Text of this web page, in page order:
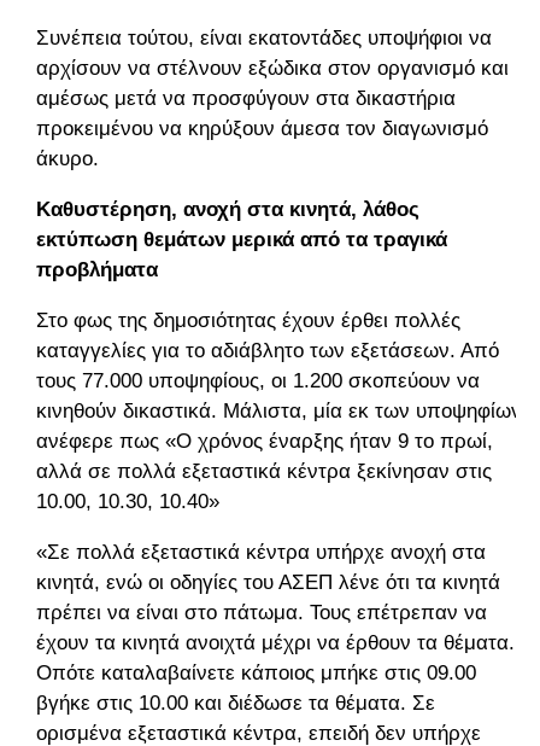
Συνέπεια τούτου, είναι εκατοντάδες υποψήφιοι να
αρχίσουν να στέλνουν εξώδικα στον οργανισμό και
αμέσως μετά να προσφύγουν στα δικαστήρια
προκειμένου να κηρύξουν άμεσα τον διαγωνισμό
άκυρο.
Καθυστέρηση, ανοχή στα κινητά, λάθος
εκτύπωση θεμάτων μερικά από τα τραγικά
προβλήματα
Στο φως της δημοσιότητας έχουν έρθει πολλές
καταγγελίες για το αδιάβλητο των εξετάσεων. Από
τους 77.000 υποψηφίους, οι 1.200 σκοπεύουν να
κινηθούν δικαστικά. Μάλιστα, μία εκ των υποψηφίων
ανέφερε πως «Ο χρόνος έναρξης ήταν 9 το πρωί,
αλλά σε πολλά εξεταστικά κέντρα ξεκίνησαν στις
10.00, 10.30, 10.40»
«Σε πολλά εξεταστικά κέντρα υπήρχε ανοχή στα
κινητά, ενώ οι οδηγίες του ΑΣΕΠ λένε ότι τα κινητά
πρέπει να είναι στο πάτωμα. Τους επέτρεπαν να
έχουν τα κινητά ανοιχτά μέχρι να έρθουν τα θέματα.
Οπότε καταλαβαίνετε κάποιος μπήκε στις 09.00
βγήκε στις 10.00 και διέδωσε τα θέματα. Σε
ορισμένα εξεταστικά κέντρα, επειδή δεν υπήρχε